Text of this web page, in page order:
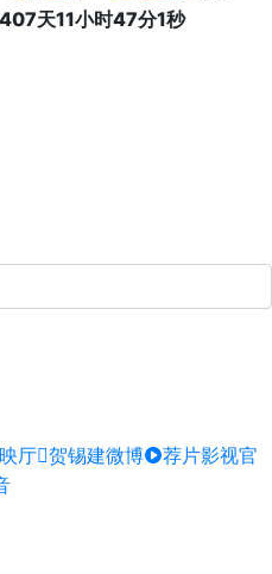
天11小时47分1秒
厅 贺锡建微博
荐片影视官